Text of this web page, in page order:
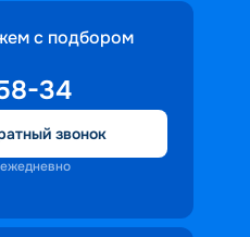
с подбором
34
звонок